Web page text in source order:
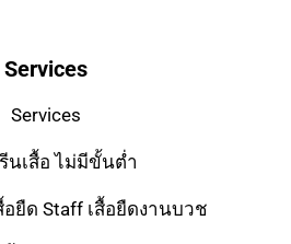
Services
Services
นเสื้อ ไม่มีขั้นต่ำ
อยืด Staff เสื้อยืดงานบวช